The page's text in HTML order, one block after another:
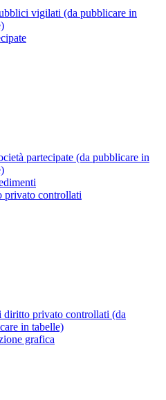
vigilati (da pubblicare in
partecipate (da pubblicare in
privato controllati
diritto privato controllati (da
in tabelle)
grafica